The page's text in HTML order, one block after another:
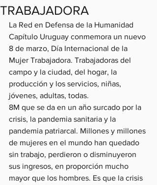
TRABAJADORA
La Red en Defensa de la Humanidad
Capítulo Uruguay conmemora un nuevo
8 de marzo, Día Internacional de la
Mujer Trabajadora. Trabajadoras del
campo y la ciudad, del hogar, la
producción y los servicios, niñas,
jóvenes, adultas, todas.
8M que se da en un año surcado por la
crisis, la pandemia sanitaria y la
pandemia patriarcal. Millones y millones
de mujeres en el mundo han quedado
sin trabajo, perdieron o disminuyeron
sus ingresos, en proporción mucho
mayor que los hombres. Es que la crisis